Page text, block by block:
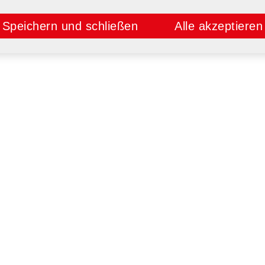
Alle akzeptieren
Speichern und schließen